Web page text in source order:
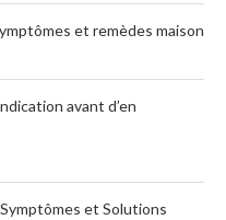
et remèdes maison
avant d’en
et Solutions